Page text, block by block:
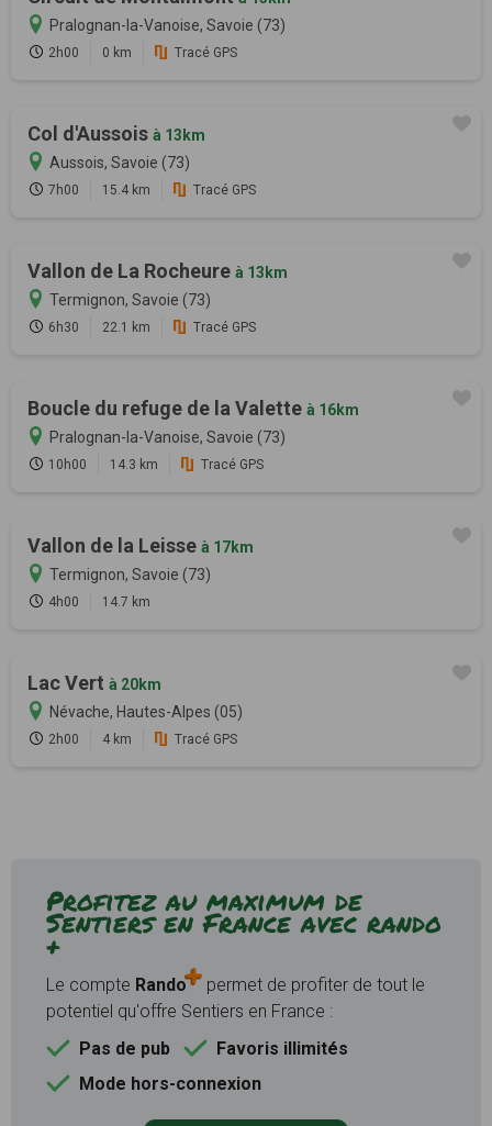
Pralognan-la-Vanoise, Savoie (73)
2h00 0 km Tracé GPS
Col d'Aussois à 13km
Aussois, Savoie (73)
7h00 15.4 km Tracé GPS
Vallon de La Rocheure à 13km
Termignon, Savoie (73)
6h30 22.1 km Tracé GPS
Boucle du refuge de la Valette à 16km
Pralognan-la-Vanoise, Savoie (73)
10h00 14.3 km Tracé GPS
Vallon de la Leisse à 17km
Termignon, Savoie (73)
4h00 14.7 km
Lac Vert à 20km
Névache, Hautes-Alpes (05)
2h00 4 km Tracé GPS
Profitez au maximum de
Sentiers en France avec rando
+
Le compte Rando
permet de profiter de tout le
potentiel qu'offre Sentiers en France :
Pas de pub
Favoris illimités
Mode hors-connexion